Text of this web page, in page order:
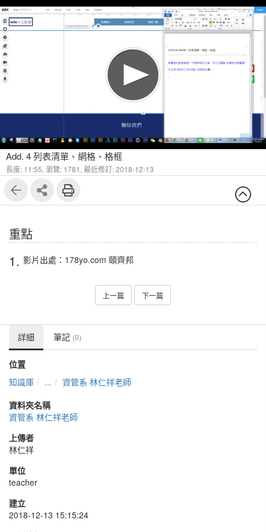
Add. 4 列表清單、網格、格框
長度: 11:55, 瀏覽: 1781, 最近修訂: 2018-12-13
重點
1. 影片出處：178yo.com 頤齊邦
上一篇 下一篇
詳細 筆記 (0)
位置
知識庫
...
資管系 林仁祥老師
資料夾名稱
資管系 林仁祥老師
上傳者
林仁祥
單位
teacher
建立
2018-12-13 15:15:24